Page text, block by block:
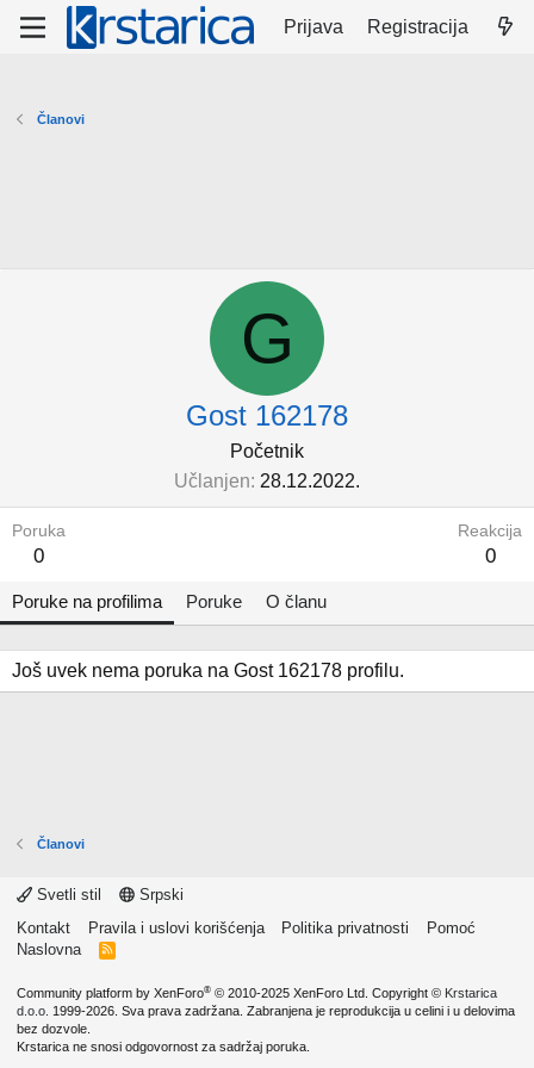
Prijava Registracija
Članovi
G
Gost 162178
Početnik
Učlanjen 28.12.2022.
Poruka
0
Reakcija
0
Poruke na profilima Poruke O članu
Još uvek nema poruka na Gost 162178 profilu.
Članovi
Svetli stil
Srpski
Kontakt
Pravila i uslovi korišćenja Politika privatnosti
Pomoć
Naslovna
R
Community platform by XenForo® © 2010-2025 XenForo Ltd. Copyright © Krstarica
d.o.o. 1999-2026. Sva prava zadržana. Zabranjena je reprodukcija u celini i u delovima
bez dozvole.
Krstarica ne snosi odgovornost za sadržaj poruka.